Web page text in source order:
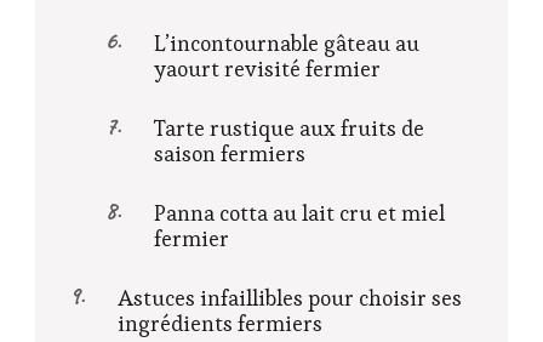
L’incontournable gâteau au
yaourt revisité fermier
Tarte rustique aux fruits de
saison fermiers
Panna cotta au lait cru et miel
fermier
Astuces infaillibles pour choisir ses
ingrédients fermiers